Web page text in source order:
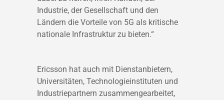
Industrie, der Gesellschaft und den
Ländern die Vorteile von 5G als kritische
nationale Infrastruktur zu bieten.“
Ericsson hat auch mit Dienstanbietern,
Universitäten, Technologieinstituten und
Industriepartnern zusammengearbeitet,